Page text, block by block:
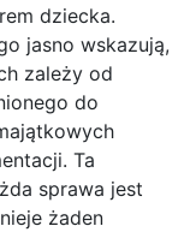
dziecka.
jasno wskazują,
zależy od
do
Ta
sprawa jest
żaden